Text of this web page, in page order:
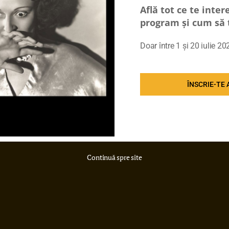
Bucharest
19 martie)
Află tot ce te
program și cum
Doar între 1 și 20 iulie
ÎNSCRIE-TE
Continuă spre site